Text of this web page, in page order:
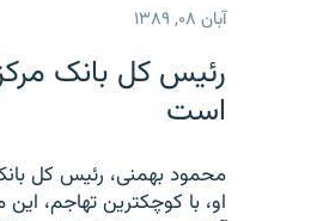
برنامه‌های رادیویی
چندرسانه‌ای
آبان ۰۸, ۱۳۸۹
است
او، با کوچکترين تهاجم،